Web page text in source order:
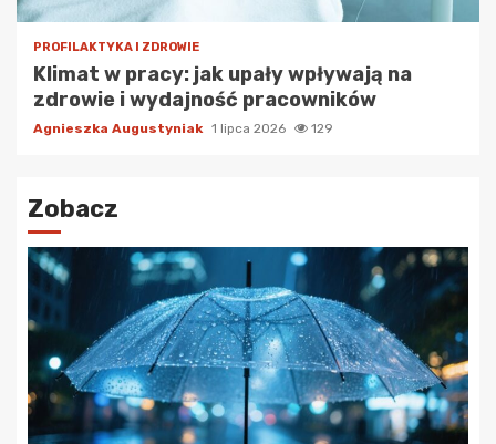
PROFILAKTYKA I ZDROWIE
Klimat w pracy: jak upały wpływają na
zdrowie i wydajność pracowników
Agnieszka Augustyniak 1 lipca 2026 129
Zobacz